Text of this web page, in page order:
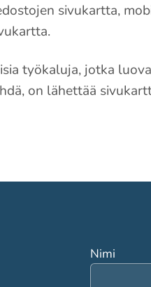
sivukartta,
työkaluja, jotka
on lähettää
Nimi